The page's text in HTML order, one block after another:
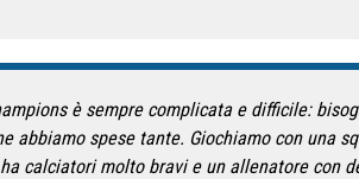
è sempre complicata e difficile:
abbiamo spese tante. Giochiamo con una
calciatori molto bravi e un allenatore con